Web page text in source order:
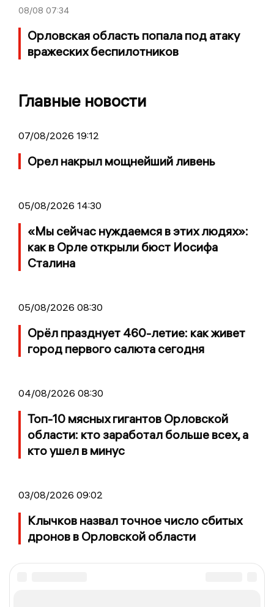
08/08 07:34
Орловская область попала под атаку
вражеских беспилотников
Главные новости
07/08/2026 19:12
Орел накрыл мощнейший ливень
05/08/2026 14:30
«Мы сейчас нуждаемся в этих людях»:
как в Орле открыли бюст Иосифа
Сталина
05/08/2026 08:30
Орёл празднует 460-летие: как живет
город первого салюта сегодня
04/08/2026 08:30
Топ-10 мясных гигантов Орловской
области: кто заработал больше всех, а
кто ушел в минус
03/08/2026 09:02
Клычков назвал точное число сбитых
дронов в Орловской области